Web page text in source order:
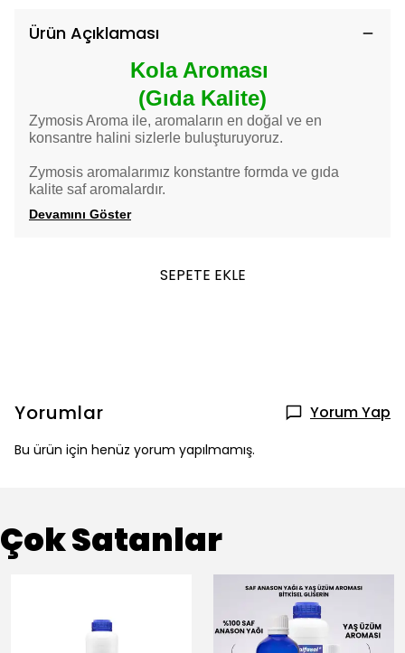
Ürün Açıklaması
Kola Aroması
(Gıda Kalite)
Zymosis Aroma ile, aromaların en doğal ve en
konsantre halini sizlerle buluşturuyoruz.
Zymosis aromalarımız konstantre formda ve gıda
kalite saf aromalardır.
Devamını Göster
SEPETE EKLE
Yorumlar Yorum Yap
Bu ürün için henüz yorum yapılmamış.
Çok Satanlar